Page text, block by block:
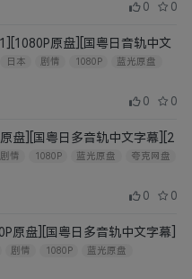
0 0
原盘][国粤日音轨中文
日本 剧情 1080P
蓝光原盘
0 0
盘][国粤日多音轨中文字幕][2
剧情 1080P 蓝光原盘
夸克网盘
0 0
原盘][国粤日多音轨中文字幕]
剧情 1080P
蓝光原盘